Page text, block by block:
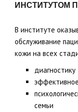
ИНСТИТУТОМ
В институте
обслуживание
кожи на всех
диагностику
семьи